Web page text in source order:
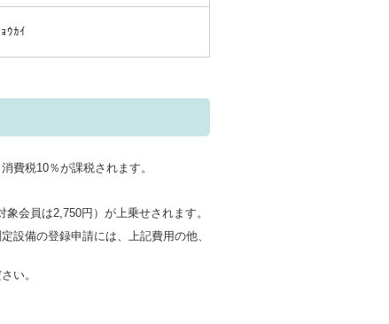
ｳｶｲ
費税10％が課税されます。
会員は2,750円）が上乗せされます。
設備の登録申請には、上記費用の他、
い。